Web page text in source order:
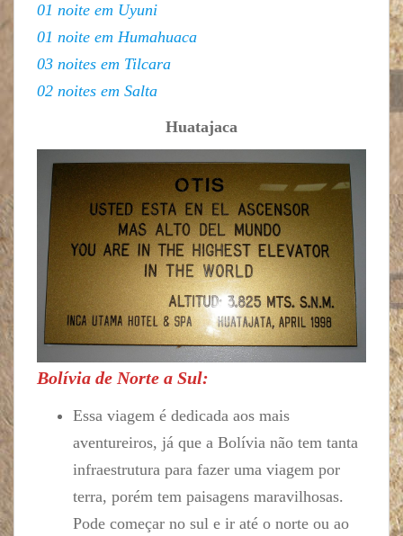
01 noite em Uyuni
01 noite em Humahuaca
03 noites em Tilcara
02 noites em Salta
Huatajaca
Bolívia de Norte a Sul:
Essa viagem é dedicada aos mais
aventureiros, já que a Bolívia não tem tanta
infraestrutura para fazer uma viagem por
terra, porém tem paisagens maravilhosas.
Pode começar no sul e ir até o norte ou ao